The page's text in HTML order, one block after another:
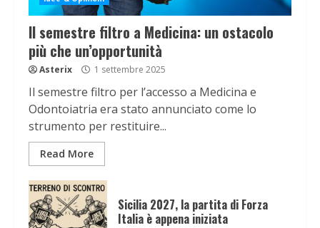
Il semestre filtro a Medicina: un ostacolo
più che un’opportunità
Asterix 1 settembre 2025
Il semestre filtro per l’accesso a Medicina e
Odontoiatria era stato annunciato come lo
strumento per restituire...
Read More
Sicilia 2027, la partita di Forza
Italia è appena iniziata